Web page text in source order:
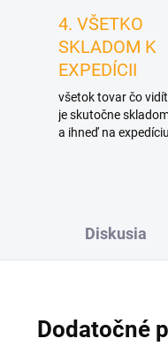
4. VŠETKO
SKLADOM K
EXPEDÍCII
všetok tovar čo
je skutočne
a ihneď na expedíciu
Diskusia
Dodatočné